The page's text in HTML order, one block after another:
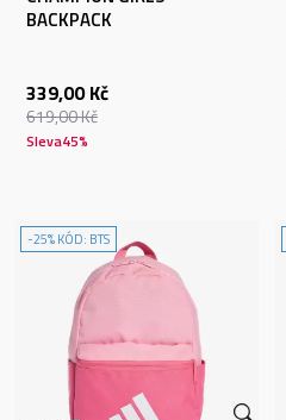
BACKPACK
339,00 Kč
619,00Kč
Sleva45%
-25% KÓD: BTS